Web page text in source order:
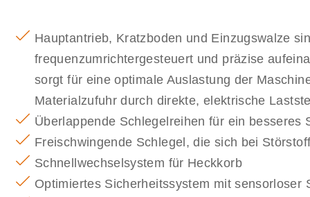
Hauptantrieb, Kratzboden und Einzugswalze
frequenzumrichtergesteuert und präzise
sorgt für eine optimale Auslastung der
Materialzufuhr durch direkte, elektrische
Überlappende Schlegelreihen für ein besseres
Freischwingende Schlegel, die sich bei
Schnellwechselsystem für Heckkorb
Optimiertes Sicherheitssystem mit sensorloser